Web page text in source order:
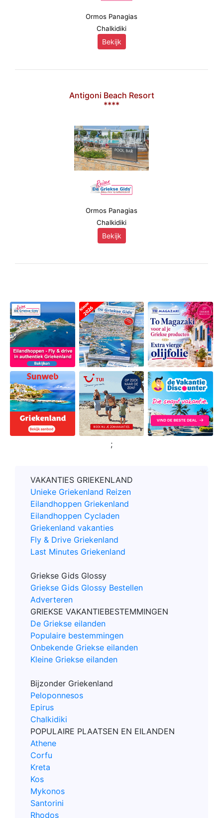
Ormos Panagias
Chalkidiki
Bekijk
Antigoni Beach Resort
****
Ormos Panagias
Chalkidiki
Bekijk
;
VAKANTIES GRIEKENLAND
Unieke Griekenland Reizen
Eilandhoppen Griekenland
Eilandhoppen Cycladen
Griekenland vakanties
Fly & Drive Griekenland
Last Minutes Griekenland
Griekse Gids Glossy
Griekse Gids Glossy Bestellen
Adverteren
GRIEKSE VAKANTIEBESTEMMINGEN
De Griekse eilanden
Populaire bestemmingen
Onbekende Griekse eilanden
Kleine Griekse eilanden
Bijzonder Griekenland
Peloponnesos
Epirus
Chalkidiki
POPULAIRE PLAATSEN EN EILANDEN
Athene
Corfu
Kreta
Kos
Mykonos
Santorini
Rhodos